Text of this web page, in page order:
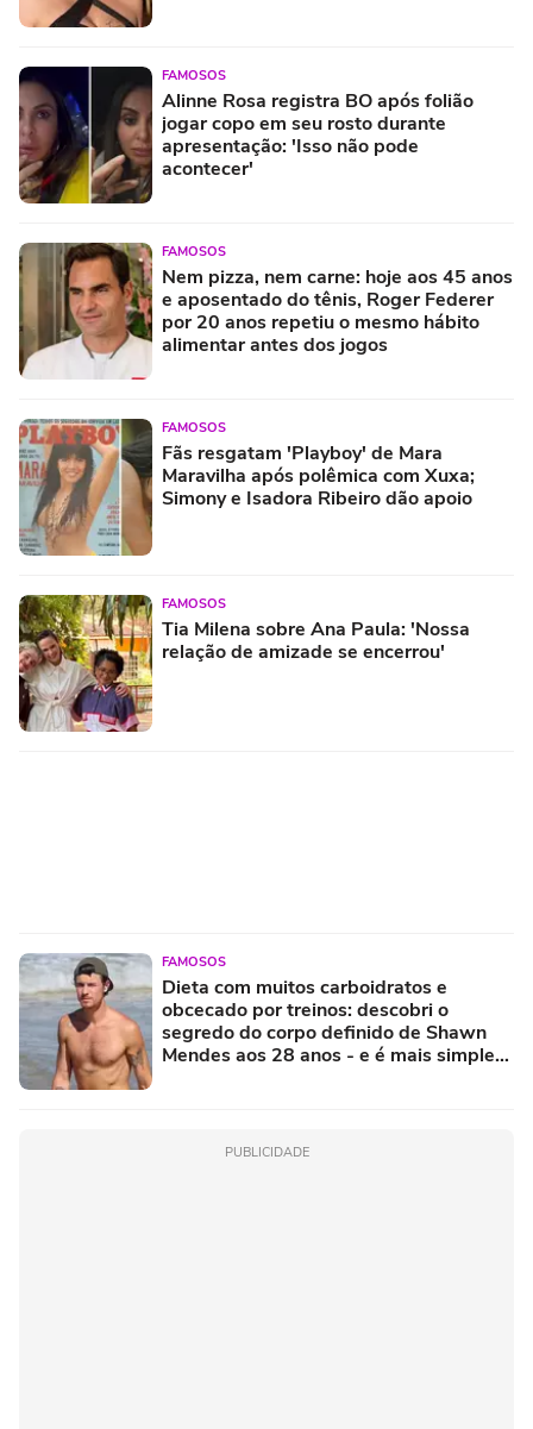
FAMOSOS
Alinne Rosa registra BO após folião
jogar copo em seu rosto durante
apresentação: 'Isso não pode
acontecer'
FAMOSOS
Nem pizza, nem carne: hoje aos 45 anos
e aposentado do tênis, Roger Federer
por 20 anos repetiu o mesmo hábito
alimentar antes dos jogos
FAMOSOS
Fãs resgatam 'Playboy' de Mara
Maravilha após polêmica com Xuxa;
Simony e Isadora Ribeiro dão apoio
FAMOSOS
Tia Milena sobre Ana Paula: 'Nossa
relação de amizade se encerrou'
FAMOSOS
Dieta com muitos carboidratos e
obcecado por treinos: descobri o
segredo do corpo definido de Shawn
Mendes aos 28 anos - e é mais simples
PUBLICIDADE